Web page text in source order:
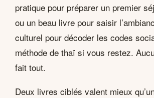
pratique pour préparer un premier
ou un beau livre pour saisir
culturel pour décoder les codes
méthode de thaï si vous restez.
fait tout.
Deux livres ciblés valent mieux